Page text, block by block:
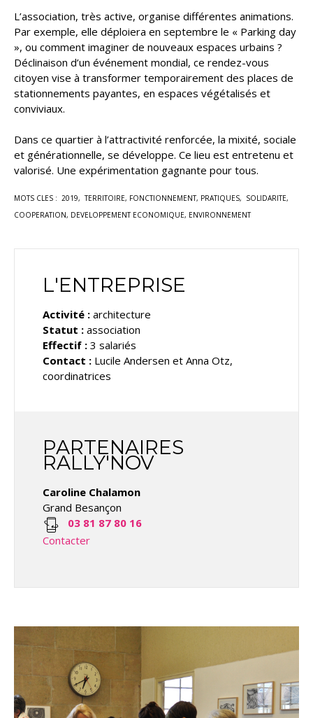
L’association, très active, organise différentes animations.
Par exemple, elle déploiera en septembre le « Parking day
», ou comment imaginer de nouveaux espaces urbains ?
Déclinaison d’un événement mondial, ce rendez-vous
citoyen vise à transformer temporairement des places de
stationnements payantes, en espaces végétalisés et
conviviaux.
Dans ce quartier à l’attractivité renforcée, la mixité, sociale
et générationnelle, se développe. Ce lieu est entretenu et
valorisé. Une expérimentation gagnante pour tous.
MOTS CLES : 2019, TERRITOIRE, FONCTIONNEMENT, PRATIQUES, SOLIDARITE,
COOPERATION, DEVELOPPEMENT ECONOMIQUE, ENVIRONNEMENT
L'ENTREPRISE
Activité : architecture
Statut : association
Effectif : 3 salariés
Contact : Lucile Andersen et Anna Otz,
coordinatrices
PARTENAIRES
RALLY'NOV
Caroline Chalamon
Grand Besançon
03 81 87 80 16
Contacter